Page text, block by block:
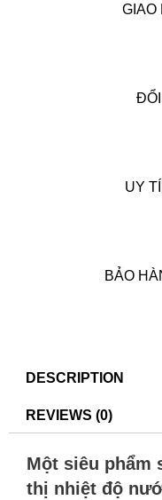
GIAO
ĐỔI
UY
BẢO
DESCRIPTION
REVIEWS (0)
Một siêu phẩm
thị nhiệt độ